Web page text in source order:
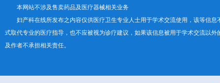
本网站不涉及售卖药品及医疗器械相关业务
妇产科在线所发布之内容仅供医疗卫生专业人士用于学术交流使用，该等信息
式取代专业的医疗指导，也不应被视为诊疗建议，如果该信息被用于学术交流以外
及作者不承担相关责任。